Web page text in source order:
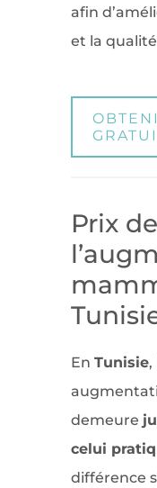
afin
et la
Prix de
En Tunisie,
demeure
celui
différence